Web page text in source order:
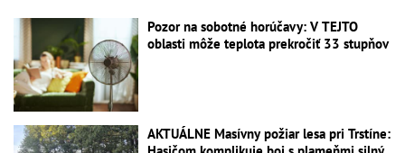
Pozor na sobotné horúčavy: V TEJTO
oblasti môže teplota prekročiť 33 stupňov
AKTUÁLNE Masívny požiar lesa pri Trstíne: